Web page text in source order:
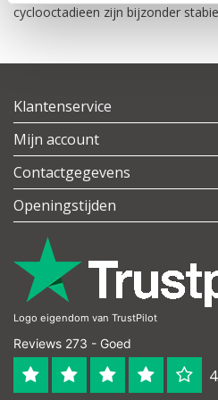
cyclooctadieen zijn bijzonder
Klantenservice
Mijn account
Contactgegevens
Openingstijden
Logo eigendom van TrustPilot
Reviews 273 - Goed